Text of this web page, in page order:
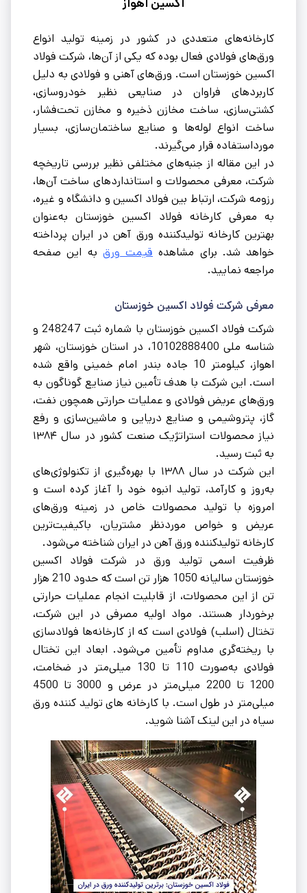
کارخانه‌های متعددی در کشور در زمینه تولید انواع
ورق‌های فولادی فعال بوده که یکی از آن‌ها، شرکت فولاد
اکسین خوزستان است. ورق‌های آهنی و فولادی به دلیل
کاربردهای فراوان در صنایعی نظیر خودروسازی،
کشتی‌سازی، ساخت مخازن ذخیره و مخازن تحت‌فشار،
ساخت انواع لوله‌ها و صنایع ساختمان‌سازی، بسیار
مورداستفاده قرار می‌گیرند.
در این مقاله از جنبه‌های مختلفی نظیر بررسی تاریخچه
شرکت، معرفی محصولات و استانداردهای ساخت آن‌ها،
رزومه شرکت، ارتباط بین فولاد اکسین و دانشگاه و غیره،
به معرفی کارخانه فولاد اکسین خوزستان به‌عنوان
بهترین کارخانه تولیدکننده ورق آهن در ایران پرداخته
خواهد شد. برای مشاهده قیمت ورق به این صفحه
مراجعه نمایید.
معرفی شرکت فولاد اکسین خوزستان
شرکت فولاد اکسین خوزستان با شماره ثبت 248247 و
شناسه ملی 10102888400، در استان خوزستان، شهر
اهواز، کیلومتر 10 جاده بندر امام خمینی واقع شده
است. این شرکت با هدف تأمین نیاز صنایع گوناگون به
ورق‌های عریض فولادی و عملیات حرارتی همچون نفت،
گاز، پتروشیمی و صنایع دریایی و ماشین‌سازی و رفع
نیاز محصولات استراتژیک صنعت کشور در سال ۱۳۸۴
به ثبت رسید.
این شرکت در سال ۱۳۸۸ با بهره‌گیری از تکنولوژی‌های
به‌روز و کارآمد، تولید انبوه خود را آغاز کرده است و
امروزه با تولید محصولات خاص در زمینه ورق‌های
عریض و خواص موردنظر مشتریان، باکیفیت‌ترین
کارخانه تولیدکننده ورق آهن در ایران شناخته می‌شود.
ظرفیت اسمی تولید ورق در شرکت فولاد اکسین
خوزستان سالیانه 1050 هزار تن است که حدود 210 هزار
تن از این محصولات، از قابلیت انجام عملیات حرارتی
برخوردار هستند. مواد اولیه مصرفی در این شرکت،
تختال (اسلب) فولادی است که از کارخانه‌ها فولادسازی
با ریخته‌گری مداوم تأمین می‌شود. ابعاد این تختال
فولادی به‌صورت 110 تا 130 میلی‌متر در ضخامت،
1200 تا 2200 میلی‌متر در عرض و 3000 تا 4500
میلی‌متر در طول است. با کارخانه های تولید کننده ورق
سیاه در این لینک آشنا شوید.